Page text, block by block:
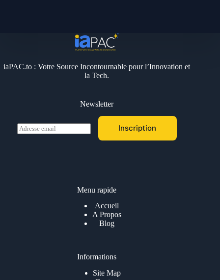
iaPAC.to : Votre Source Incontournable pour l’Innovation et
la Tech.
Newsletter
E
m
Inscription
Menu rapide
Accueil
A Propos
Blog
Informations
Site Map